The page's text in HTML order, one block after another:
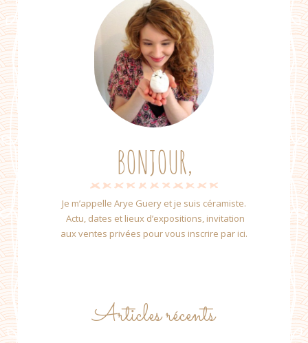
BONJOUR,
Je m’appelle Arye Guery et je suis céramiste.
Actu, dates et lieux d’expositions, invitation
aux ventes privées pour vous inscrire par ici.
Articles récents